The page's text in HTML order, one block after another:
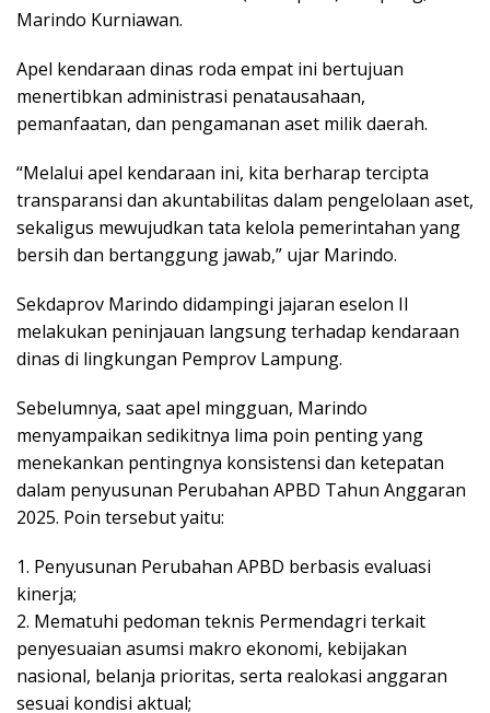
Marindo Kurniawan.
Apel kendaraan dinas roda empat ini bertujuan
menertibkan administrasi penatausahaan,
pemanfaatan, dan pengamanan aset milik daerah.
“Melalui apel kendaraan ini, kita berharap tercipta
transparansi dan akuntabilitas dalam pengelolaan aset,
sekaligus mewujudkan tata kelola pemerintahan yang
bersih dan bertanggung jawab,” ujar Marindo.
Sekdaprov Marindo didampingi jajaran eselon II
melakukan peninjauan langsung terhadap kendaraan
dinas di lingkungan Pemprov Lampung.
Sebelumnya, saat apel mingguan, Marindo
menyampaikan sedikitnya lima poin penting yang
menekankan pentingnya konsistensi dan ketepatan
dalam penyusunan Perubahan APBD Tahun Anggaran
2025. Poin tersebut yaitu:
1. Penyusunan Perubahan APBD berbasis evaluasi
kinerja;
2. Mematuhi pedoman teknis Permendagri terkait
penyesuaian asumsi makro ekonomi, kebijakan
nasional, belanja prioritas, serta realokasi anggaran
sesuai kondisi aktual;